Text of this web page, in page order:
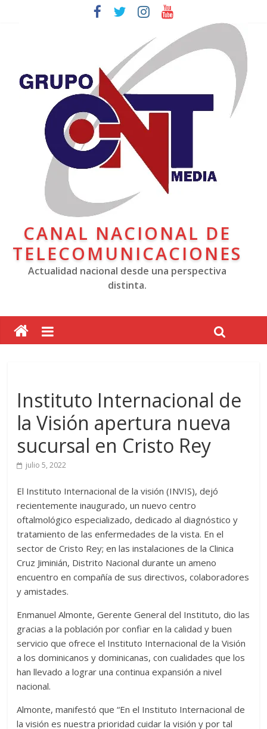
CANAL NACIONAL DE
TELECOMUNICACIONES
Actualidad nacional desde una perspectiva
distinta.
Instituto Internacional de
la Visión apertura nueva
sucursal en Cristo Rey
julio 5, 2022
El Instituto Internacional de la visión (INVIS), dejó
recientemente inaugurado, un nuevo centro
oftalmológico especializado, dedicado al diagnóstico y
tratamiento de las enfermedades de la vista. En el
sector de Cristo Rey; en las instalaciones de la Clinica
Cruz Jiminián, Distrito Nacional durante un ameno
encuentro en compañía de sus directivos, colaboradores
y amistades.
Enmanuel Almonte, Gerente General del Instituto, dio las
gracias a la población por confiar en la calidad y buen
servicio que ofrece el Instituto Internacional de la Visión
a los dominicanos y dominicanas, con cualidades que los
han llevado a lograr una continua expansión a nivel
nacional.
Almonte, manifestó que “En el Instituto Internacional de
la visión es nuestra prioridad cuidar la visión y por tal